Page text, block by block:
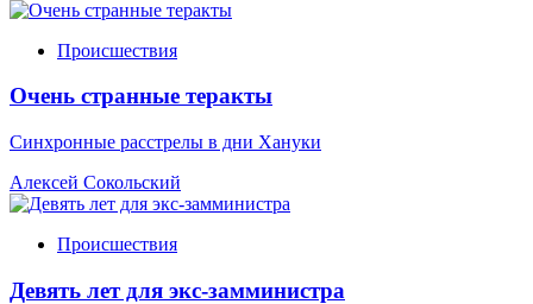
Происшествия
Очень странные теракты
Синхронные расстрелы в дни Хануки
Алексей Сокольский
Происшествия
Девять лет для экс-замминистра